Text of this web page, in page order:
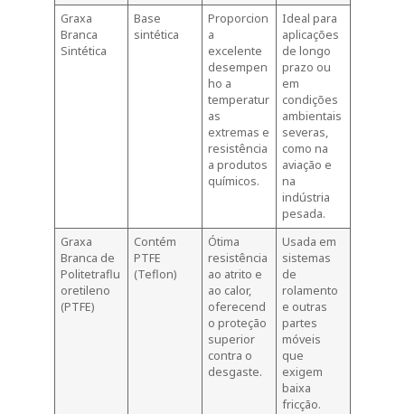
Graxa
Branca
Sintética
Base
sintética
Proporcion
a
excelente
desempen
ho a
temperatur
as
extremas e
resistência
a produtos
químicos.
Ideal para
aplicações
de longo
prazo ou
em
condições
ambientais
severas,
como na
aviação e
na
indústria
pesada.
Graxa
Branca de
Politetraflu
oretileno
(PTFE)
Contém
PTFE
(Teflon)
Ótima
resistência
ao atrito e
ao calor,
oferecend
o proteção
superior
contra o
desgaste.
Usada em
sistemas
de
rolamento
e outras
partes
móveis
que
exigem
baixa
fricção.